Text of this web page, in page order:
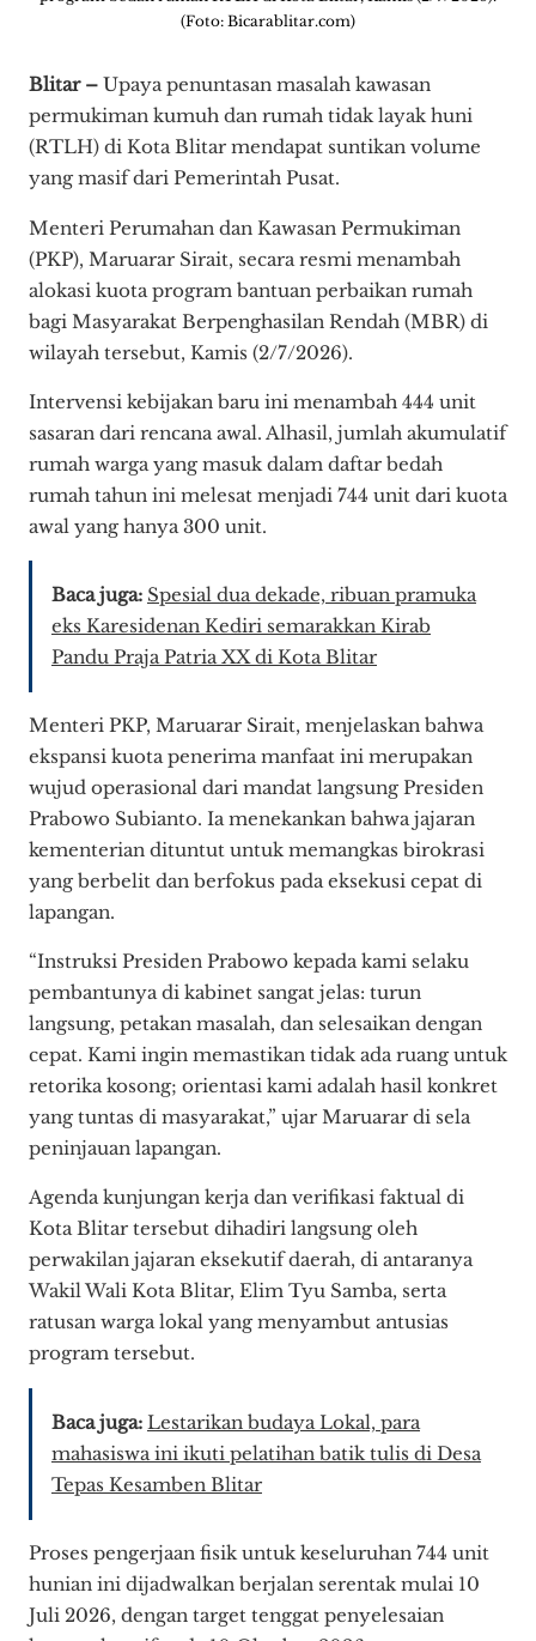
(Foto: Bicarablitar.com)
Blitar – Upaya penuntasan masalah kawasan
permukiman kumuh dan rumah tidak layak huni
(RTLH) di Kota Blitar mendapat suntikan volume
yang masif dari Pemerintah Pusat.
Menteri Perumahan dan Kawasan Permukiman
(PKP), Maruarar Sirait, secara resmi menambah
alokasi kuota program bantuan perbaikan rumah
bagi Masyarakat Berpenghasilan Rendah (MBR) di
wilayah tersebut, Kamis (2/7/2026).
Intervensi kebijakan baru ini menambah 444 unit
sasaran dari rencana awal. Alhasil, jumlah akumulatif
rumah warga yang masuk dalam daftar bedah
rumah tahun ini melesat menjadi 744 unit dari kuota
awal yang hanya 300 unit.
Baca juga: Spesial dua dekade, ribuan pramuka
eks Karesidenan Kediri semarakkan Kirab
Pandu Praja Patria XX di Kota Blitar
Menteri PKP, Maruarar Sirait, menjelaskan bahwa
ekspansi kuota penerima manfaat ini merupakan
wujud operasional dari mandat langsung Presiden
Prabowo Subianto. Ia menekankan bahwa jajaran
kementerian dituntut untuk memangkas birokrasi
yang berbelit dan berfokus pada eksekusi cepat di
lapangan.
“Instruksi Presiden Prabowo kepada kami selaku
pembantunya di kabinet sangat jelas: turun
langsung, petakan masalah, dan selesaikan dengan
cepat. Kami ingin memastikan tidak ada ruang untuk
retorika kosong; orientasi kami adalah hasil konkret
yang tuntas di masyarakat,” ujar Maruarar di sela
peninjauan lapangan.
Agenda kunjungan kerja dan verifikasi faktual di
Kota Blitar tersebut dihadiri langsung oleh
perwakilan jajaran eksekutif daerah, di antaranya
Wakil Wali Kota Blitar, Elim Tyu Samba, serta
ratusan warga lokal yang menyambut antusias
program tersebut.
Baca juga: Lestarikan budaya Lokal, para
mahasiswa ini ikuti pelatihan batik tulis di Desa
Tepas Kesamben Blitar
Proses pengerjaan fisik untuk keseluruhan 744 unit
hunian ini dijadwalkan berjalan serentak mulai 10
Juli 2026, dengan target tenggat penyelesaian